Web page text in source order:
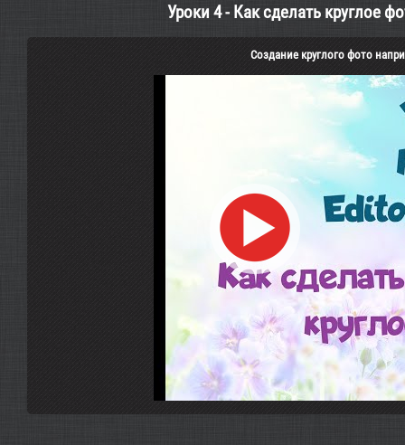
Уроки 4 - Как сделать круглое
Создание круглого фото